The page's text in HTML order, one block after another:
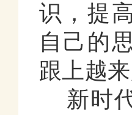
识，提
自己的
跟上越
新时